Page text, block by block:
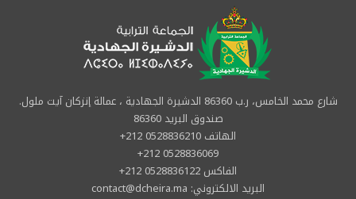
شارع محمد الخامس، ر.ب 86360 الدشيرة الجهادية ، عمالة إنزكان آيت ملول.
صندوق البريد 86360
الهاتف 0528836210 212+
0528836069 212+
الفاكس 0528836122 212+
البريد الالكتروني: contact@dcheira.ma